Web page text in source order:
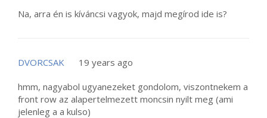
Na, arra én is kíváncsi vagyok, majd megírod ide is?
DVORCSAK 19 years ago
hmm, nagyabol ugyanezeket gondolom, viszontnekem a
front row az alapertelmezett moncsin nyilt meg (ami
jelenleg a a kulso)